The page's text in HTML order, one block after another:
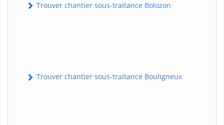
Trouver chantier sous-traitance Bolozon
Trouver chantier sous-traitance Bouligneux